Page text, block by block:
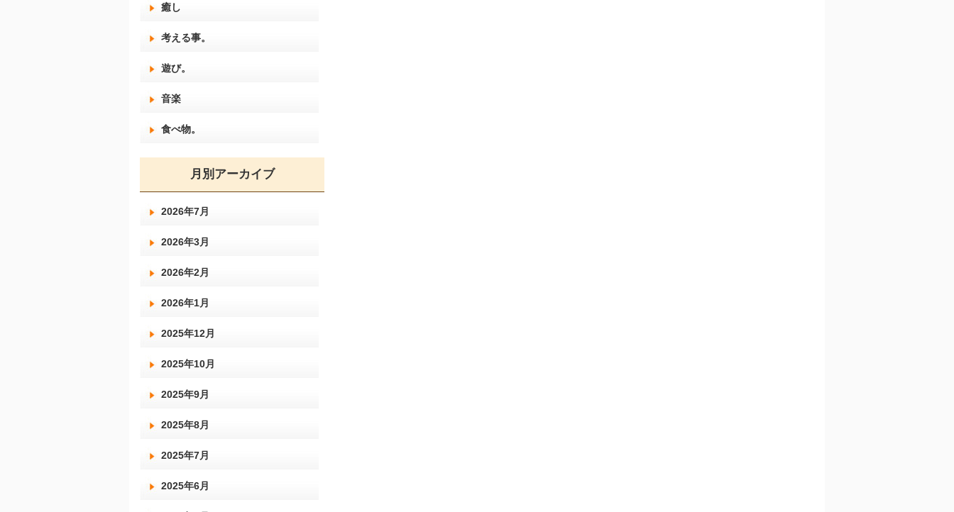
癒し
考える事。
遊び。
音楽
食べ物。
月別アーカイブ
2026年7月
2026年3月
2026年2月
2026年1月
2025年12月
2025年10月
2025年9月
2025年8月
2025年7月
2025年6月